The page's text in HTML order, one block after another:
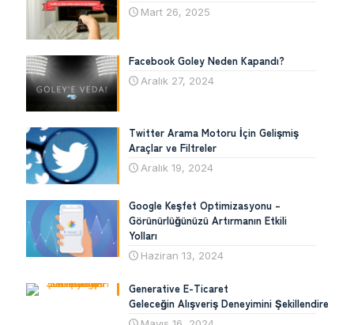
Mart 26, 2025
Facebook Goley Neden Kapandı?
Aralık 27, 2024
Twitter Arama Motoru İçin Gelişmiş
Araçlar ve Filtreler
Aralık 19, 2024
Google Keşfet Optimizasyonu –
Görünürlüğünüzü Artırmanın Etkili
Yolları
Haziran 13, 2024
Generative E-Ticaret
Geleceğin Alışveriş Deneyimini Şekillendiren